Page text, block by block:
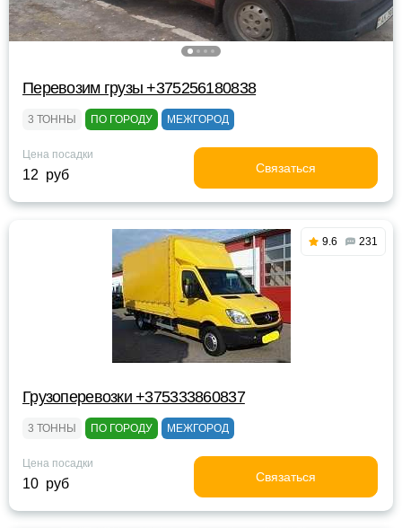
Перевозим грузы +375256180838
3 ТОННЫ ПО ГОРОДУ МЕЖГОРОД
Цена посадки
12 руб Связаться
9.6 231
Грузоперевозки +375333860837
3 ТОННЫ ПО ГОРОДУ МЕЖГОРОД
Цена посадки
10 руб Связаться